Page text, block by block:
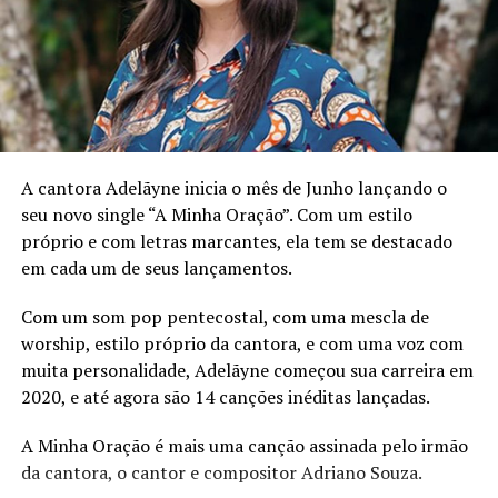
espalhar pelas ruas da cidade, e logo suas músicas
estavam sendo reproduzidas em todo o país. Sua
abordagem autêntica e suas letras honestas ressoaram
com milhares de jovens, que viam nele não apenas um
as circunstâncias mais difíceis e alcançar os mais altos
voos.
A cantora Adelãyne inicia o mês de Junho lançando o
seu novo single “A Minha Oração”. Com um estilo
próprio e com letras marcantes, ela tem se destacado
em cada um de seus lançamentos.
Com um som pop pentecostal, com uma mescla de
worship, estilo próprio da cantora, e com uma voz com
muita personalidade, Adelãyne começou sua carreira em
2020, e até agora são 14 canções inéditas lançadas.
A Minha Oração é mais uma canção assinada pelo irmão
da cantora, o cantor e compositor Adriano Souza.